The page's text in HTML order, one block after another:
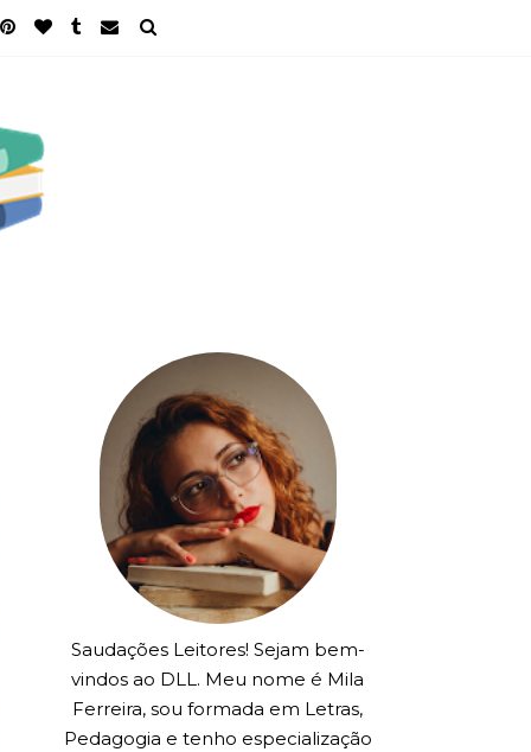
Saudações Leitores! Sejam bem-
vindos ao DLL. Meu nome é Mila
Ferreira, sou formada em Letras,
Pedagogia e tenho especialização